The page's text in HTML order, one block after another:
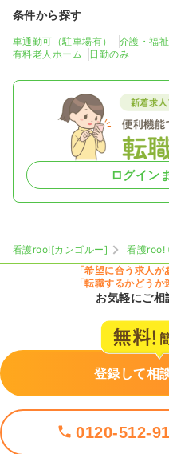
条件から探す
車通勤可（駐車場有） 介護・福
有料老人ホーム
日勤のみ
ログイン
看護roo![カンゴルー] 看護roo!
「希望に合う求人が
「転職するかどう
お気軽にご相
登録して相
0120-512-